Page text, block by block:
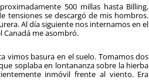
500 millas hasta Billing,
tensiones se descargó de mis hombros.
Al día siguiente nos internamos en el
Canadá me asombró.
vimos basura en el suelo. Tomamos dos
soplaba en lontananza sobre la hierba
inmóvil frente al viento. Era